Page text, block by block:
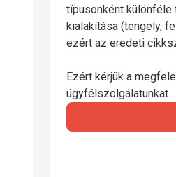
típusonként különféle
kialakítása (tengely,
ezért az eredeti
Ezért kérjük a
ügyfélszolgálatunkat.